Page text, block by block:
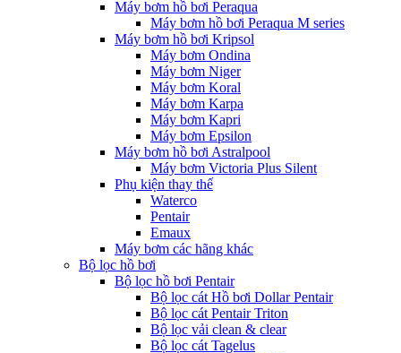
Máy bơm hồ bơi Peraqua
Máy bơm hồ bơi Peraqua M series
Máy bơm hồ bơi Kripsol
Máy bơm Ondina
Máy bơm Niger
Máy bơm Koral
Máy bơm Karpa
Máy bơm Kapri
Máy bơm Epsilon
Máy bơm hồ bơi Astralpool
Máy bơm Victoria Plus Silent
Phụ kiện thay thế
Waterco
Pentair
Emaux
Máy bơm các hãng khác
Bộ lọc hồ bơi
Bộ lọc hồ bơi Pentair
Bộ lọc cát Hồ bơi Dollar Pentair
Bộ lọc cát Pentair Triton
Bộ lọc vải clean & clear
Bộ lọc cát Tagelus